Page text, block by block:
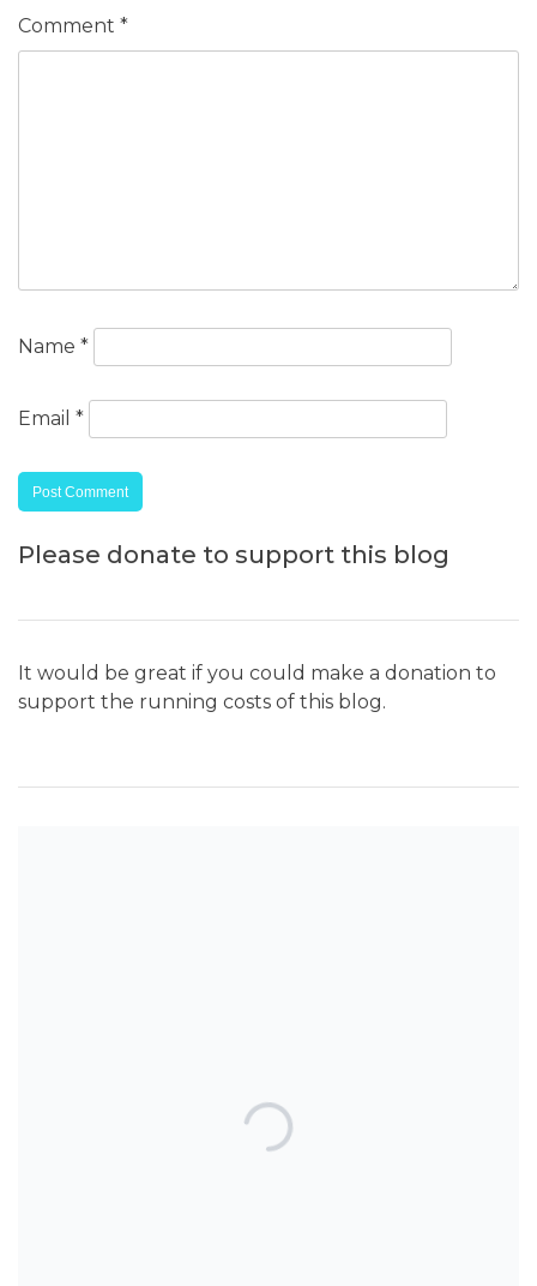
Comment *
Name *
Email *
Please donate to support this blog
It would be great if you could make a donation to
support the running costs of this blog.
TOP POSTS & PAGES
An interesting study looks at